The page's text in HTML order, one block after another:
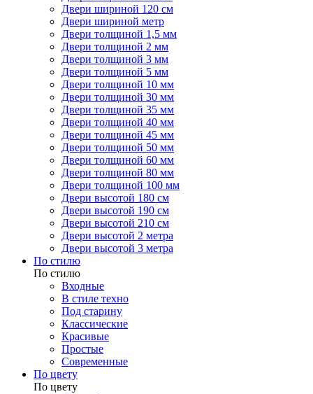
Двери шириной 120 см
Двери шириной метр
Двери толщиной 1,5 мм
Двери толщиной 2 мм
Двери толщиной 3 мм
Двери толщиной 5 мм
Двери толщиной 10 мм
Двери толщиной 30 мм
Двери толщиной 35 мм
Двери толщиной 40 мм
Двери толщиной 45 мм
Двери толщиной 50 мм
Двери толщиной 60 мм
Двери толщиной 80 мм
Двери толщиной 100 мм
Двери высотой 180 см
Двери высотой 190 см
Двери высотой 210 см
Двери высотой 2 метра
Двери высотой 3 метра
По стилю
По стилю
Входные
В стиле техно
Под старину
Классические
Красивые
Простые
Современные
По цвету
По цвету